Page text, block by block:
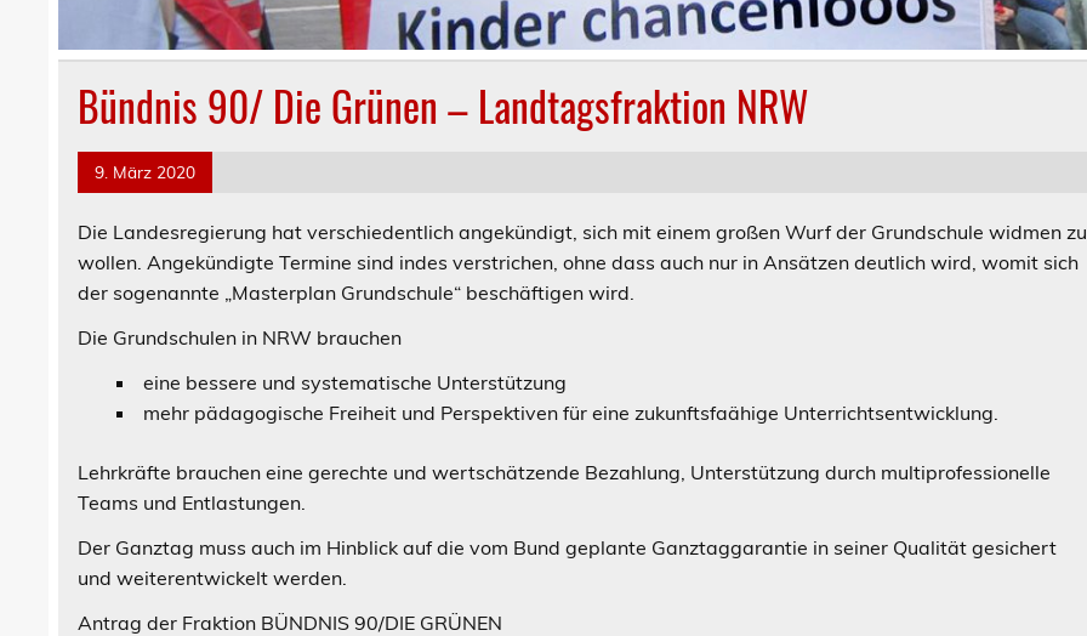
Bündnis 90/ Die Grünen – Landtagsfraktion NRW
9. März 2020
Die Landesregierung hat verschiedentlich angekündigt, sich mit einem großen Wurf der Grundschule widmen zu
wollen. Angekündigte Termine sind indes verstrichen, ohne dass auch nur in Ansätzen deutlich wird, womit sich
der sogenannte „Masterplan Grundschule“ beschäftigen wird.
Die Grundschulen in NRW brauchen
eine bessere und systematische Unterstützung
mehr pädagogische Freiheit und Perspektiven für eine zukunftsfaähige Unterrichtsentwicklung.
Lehrkräfte brauchen eine gerechte und wertschätzende Bezahlung, Unterstützung durch multiprofessionelle
Teams und Entlastungen.
Der Ganztag muss auch im Hinblick auf die vom Bund geplante Ganztaggarantie in seiner Qualität gesichert
und weiterentwickelt werden.
Antrag der Fraktion BÜNDNIS 90/DIE GRÜNEN